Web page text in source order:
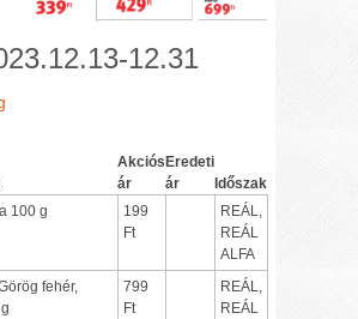
12.31
Akciós
ár
Eredeti
ár
Időszak
100 g
199
Ft
REÁL,
REÁL
ALFA
fehér,
799
Ft
REÁL,
REÁL